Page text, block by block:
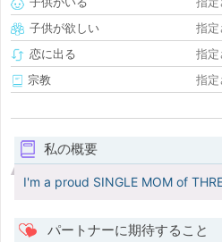
子供が欲しい
指定
恋に出る
指定
宗教
指定
私の概要
I'm a proud SINGLE MOM of
パートナーに期待すること